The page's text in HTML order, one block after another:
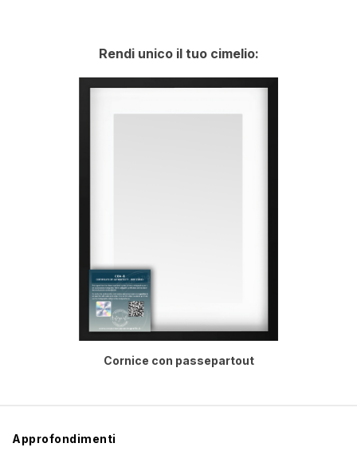
Rendi unico il tuo cimelio:
Cornice con passepartout
Approfondimenti